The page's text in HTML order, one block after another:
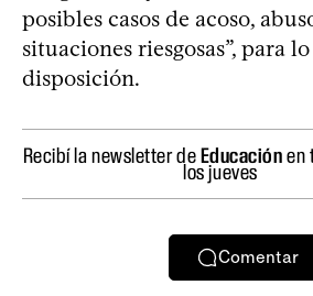
posibles casos de acoso,
situaciones riesgosas”, para
disposición.
Recibí la newsletter deEducaciónen
los jueves
Comentar